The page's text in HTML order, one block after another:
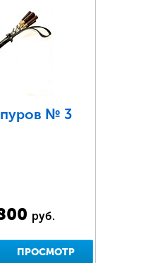
№ 3
руб.
ПРОСМОТР